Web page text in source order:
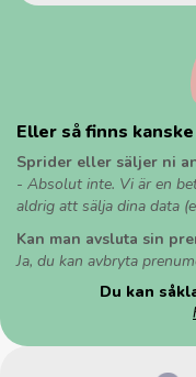
Du kan
Eller så finns
Sprider eller säljer ni
- Absolut inte. Vi är en
aldrig att sälja dina data
Kan man avsluta sin
Ja, du kan avbryta